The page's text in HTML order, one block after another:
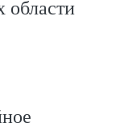
области